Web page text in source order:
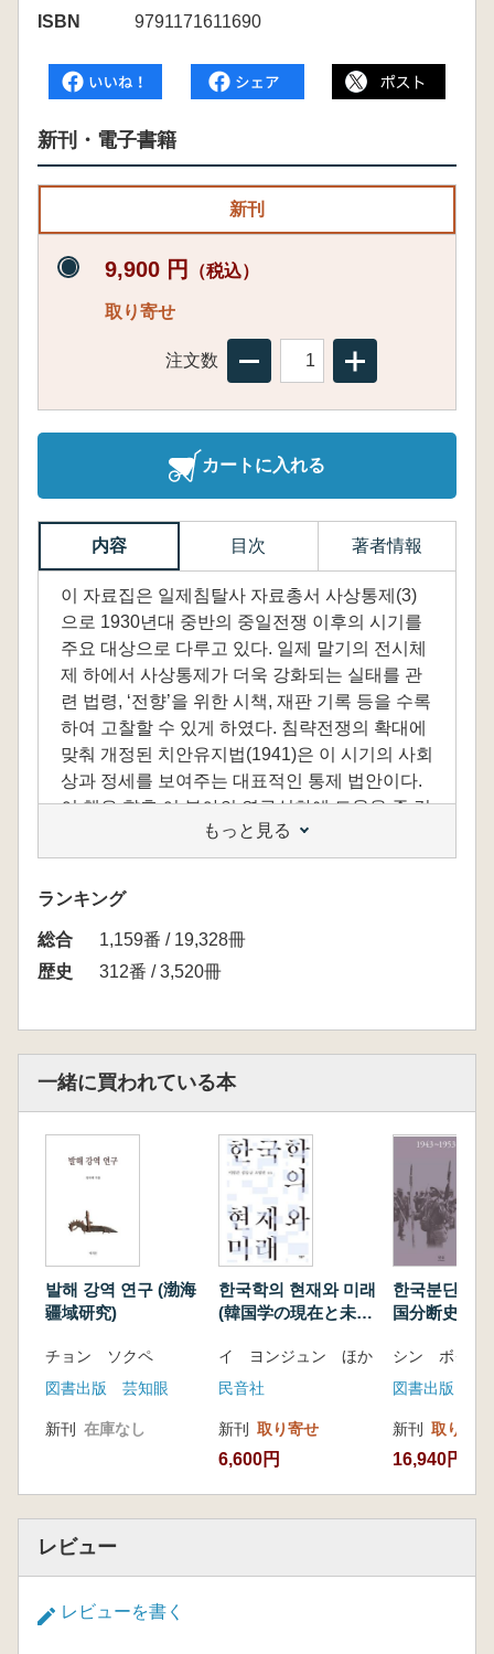
ISBN
9791171611690
新刊・電子書籍
新刊
9,900 円 （税込）
取り寄せ
注文数
カートに入れる
内容 目次 著者情報
이 자료집은 일제침탈사 자료총서 사상통제(3)
으로 1930년대 중반의 중일전쟁 이후의 시기를
주요 대상으로 다루고 있다. 일제 말기의 전시체
제 하에서 사상통제가 더욱 강화되는 실태를 관
련 법령, ‘전향’을 위한 시책, 재판 기록 등을 수록
하여 고찰할 수 있게 하였다. 침략전쟁의 확대에
맞춰 개정된 치안유지법(1941)은 이 시기의 사회
상과 정세를 보여주는 대표적인 통제 법안이다.
이 책은 향후 이 분야의 연구심화에 도움을 줄 것
もっと見る
ランキング
総合
1,159番 / 19,328冊
歴史
312番 / 3,520冊
一緒に買われている本
발해 강역 연구 (渤海
疆域研究)
チョン ソクペ
図書出版 芸知眼
新刊 在庫なし
한국학의 현재와 미래
(韓国学の現在と未
イ ヨンジュン ほか
民音社
新刊 取り寄せ
6,600円
한국분단사
国分断史研
シン ボクリ
図書出版 ハ
新刊 取り寄せ
16,940円
レビュー
レビューを書く